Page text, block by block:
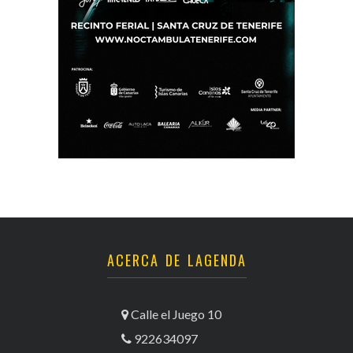
ACERCA DE LAGENDA
Calle el Juego 10
922634097